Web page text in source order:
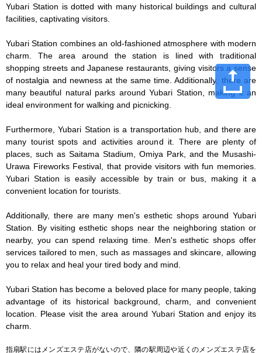
Yubari Station is dotted with many historical buildings and cultural
facilities, captivating visitors.
Yubari Station combines an old-fashioned atmosphere with modern
charm. The area around the station is lined with traditional
shopping streets and Japanese restaurants, giving visitors a sense
of nostalgia and newness at the same time. Additionally, there are
many beautiful natural parks around Yubari Station, making it an
ideal environment for walking and picnicking.
Furthermore, Yubari Station is a transportation hub, and there are
many tourist spots and activities around it. There are plenty of
places, such as Saitama Stadium, Omiya Park, and the Musashi-
Urawa Fireworks Festival, that provide visitors with fun memories.
Yubari Station is easily accessible by train or bus, making it a
convenient location for tourists.
Additionally, there are many men's esthetic shops around Yubari
Station. By visiting esthetic shops near the neighboring station or
nearby, you can spend relaxing time. Men's esthetic shops offer
services tailored to men, such as massages and skincare, allowing
you to relax and heal your tired body and mind.
Yubari Station has become a beloved place for many people, taking
advantage of its historical background, charm, and convenient
location. Please visit the area around Yubari Station and enjoy its
charm.
指扇駅にはメンズエステ店がないので、隣の駅周辺や近くのメンズエステ店を